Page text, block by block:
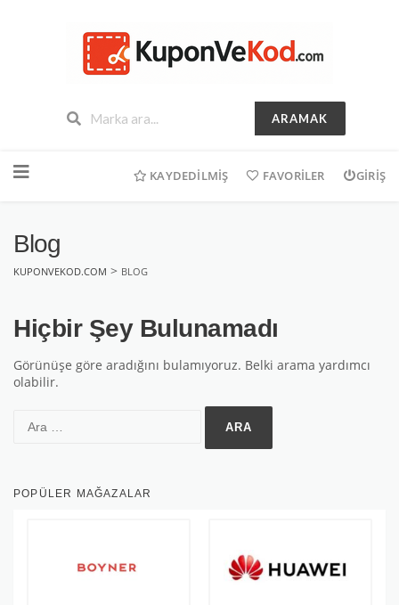
ARAMAK
geç
KAYDEDILMIŞ FAVORILER GIRIŞ
Blog
KUPONVEKOD.COM > BLOG
Hiçbir Şey Bulunamadı
Görünüşe göre aradığını bulamıyoruz. Belki arama yardımcı
olabilir.
POPÜLER MAĞAZALAR